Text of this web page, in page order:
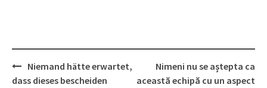
Post
navigation
Niemand hätte erwartet,
dass dieses bescheiden
Nimeni nu se aștepta ca
această echipă cu un aspect